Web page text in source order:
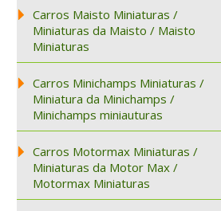
Carros Maisto Miniaturas /
Miniaturas da Maisto / Maisto
Miniaturas
Carros Minichamps Miniaturas /
Miniatura da Minichamps /
Minichamps miniauturas
Carros Motormax Miniaturas /
Miniaturas da Motor Max /
Motormax Miniaturas